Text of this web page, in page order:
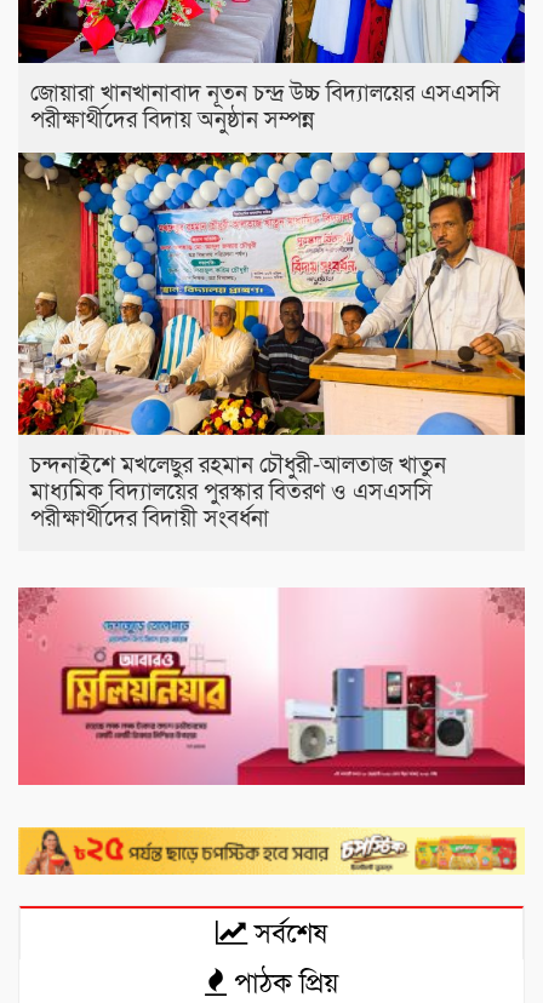
জোয়ারা খানখানাবাদ নূতন চন্দ্র উচ্চ বিদ্যালয়ের এসএসসি
পরীক্ষার্থীদের বিদায় অনুষ্ঠান সম্পন্ন
চন্দনাইশে মখলেছুর রহমান চৌধুরী-আলতাজ খাতুন
মাধ্যমিক বিদ্যালয়ের পুরস্কার বিতরণ ও এসএসসি
পরীক্ষার্থীদের বিদায়ী সংবর্ধনা
সর্বশেষ
পাঠক প্রিয়